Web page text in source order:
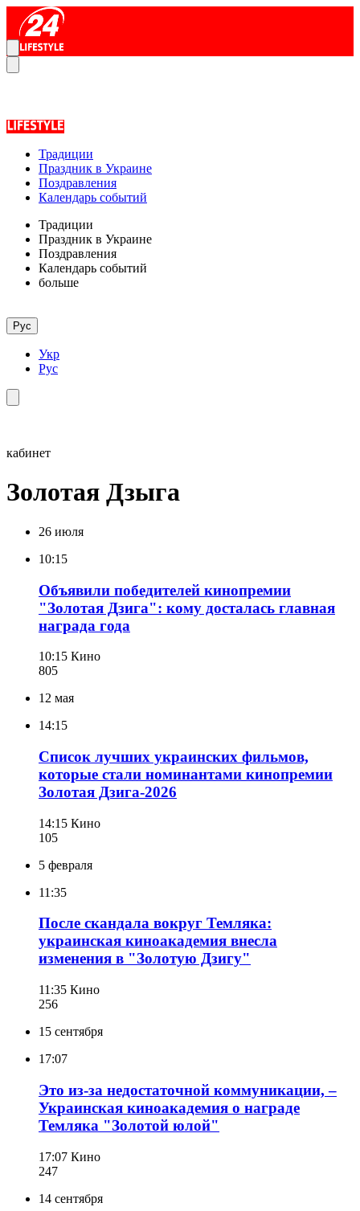
Традиции
Праздник в Украине
Поздравления
Календарь событий
Традиции
Праздник в Украине
Поздравления
Календарь событий
больше
Рус
Укр
Рус
кабинет
Золотая Дзыга
26 июля
10:15
Объявили победителей кинопремии
"Золотая Дзига": кому досталась главная
награда года
10:15 Кино
805
12 мая
14:15
Список лучших украинских фильмов,
которые стали номинантами кинопремии
Золотая Дзига-2026
14:15 Кино
105
5 февраля
11:35
После скандала вокруг Темляка:
украинская киноакадемия внесла
изменения в "Золотую Дзигу"
11:35 Кино
256
15 сентября
17:07
Это из-за недостаточной коммуникации, –
Украинская киноакадемия о награде
Темляка "Золотой юлой"
17:07 Кино
247
14 сентября